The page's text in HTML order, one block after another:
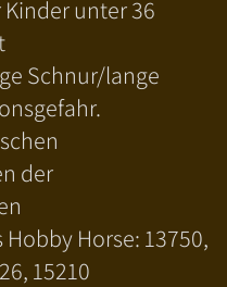
unter 36
Schnur/lange
der
Horse: 13750,
15210